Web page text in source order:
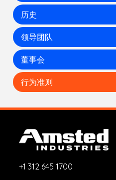
历史
领导团队
董事会
行为准则
+1 312 645 1700